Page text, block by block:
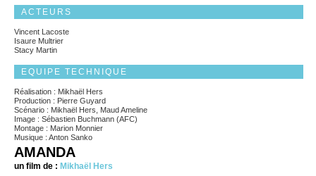
ACTEURS
Vincent Lacoste
Isaure Multrier
Stacy Martin
EQUIPE TECHNIQUE
Réalisation : Mikhaël Hers
Production : Pierre Guyard
Scénario : Mikhaël Hers, Maud Ameline
Image : Sébastien Buchmann (AFC)
Montage : Marion Monnier
Musique : Anton Sanko
AMANDA
un film de : Mikhaël Hers